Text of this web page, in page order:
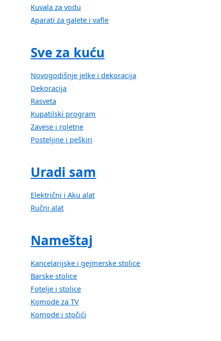
Kuvala za vodu
Aparati za galete i vafle
Sve za kuću
Novogodišnje jelke i dekoracija
Dekoracija
Rasveta
Kupatilski program
Zavese i roletne
Posteljine i peškiri
Uradi sam
Električni i Aku alat
Ručni alat
Nameštaj
Kancelarijske i gejmerske stolice
Barske stolice
Fotelje i stolice
Komode za TV
Komode i stočići